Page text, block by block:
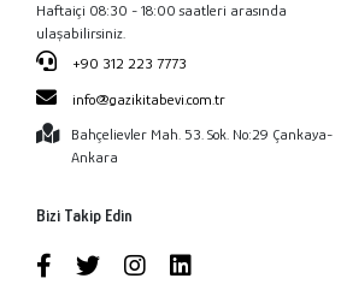
Haftaiçi 08:30 - 18:00 saatleri arasında
ulaşabilirsiniz.
+90 312 223 7773
info@gazikitabevi.com.tr
Bahçelievler Mah. 53. Sok. No:29 Çankaya-
Ankara
Bizi Takip Edin